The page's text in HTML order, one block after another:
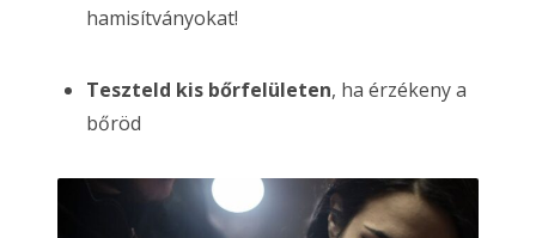
hamisítványokat!
Teszteld kis bőrfelületen, ha érzékeny a
bőröd